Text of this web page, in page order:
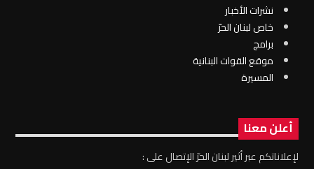
نشرات الأخبار
خاص لبنان الحرّ
برامج
موقع القوات البنانية
المسيرة
أعلن معنا
لإعلاناتكم عبر أثير لبنان الحرّ الإتصال على :